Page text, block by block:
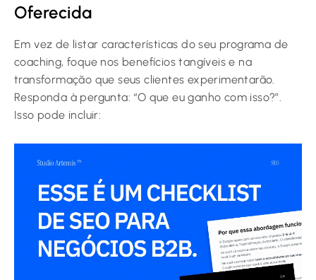
Oferecida
Em vez de listar características do seu programa de
coaching, foque nos benefícios tangíveis e na
transformação que seus clientes experimentarão.
Responda à pergunta: “O que eu ganho com isso?”.
Isso pode incluir: